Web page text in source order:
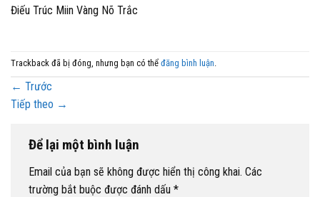
Điếu Trúc Miin Vàng Nõ Trắc
Trackback đã bị đóng, nhưng bạn có thể đăng bình luận.
← Trước
Tiếp theo →
Để lại một bình luận
Email của bạn sẽ không được hiển thị công khai. Các
trường bắt buộc được đánh dấu *